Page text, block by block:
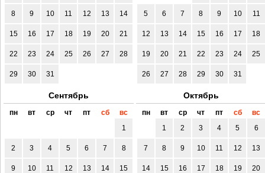
8 9 10 11 12 13 14
15 16 17 18 19 20 21
22 23 24 25 26 27 28
29 30 31
5 6 7 8 9 10 11
12 13 14 15 16 17 18
19 20 21 22 23 24 25
26 27 28 29 30 31
Сентябрь
пн вт ср чт пт сб
вс
1
2 3 4 5 6 7 8
9 10 11 12 13 14 15
Октябрь
пн вт ср чт пт сб
вс
1
2 3 4 5 6
7 8 9 10 11 12 13
14 15 16 17 18 19 20